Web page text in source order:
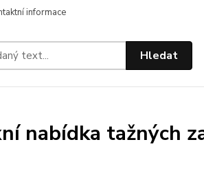
informace
Hledat
nabídka tažných